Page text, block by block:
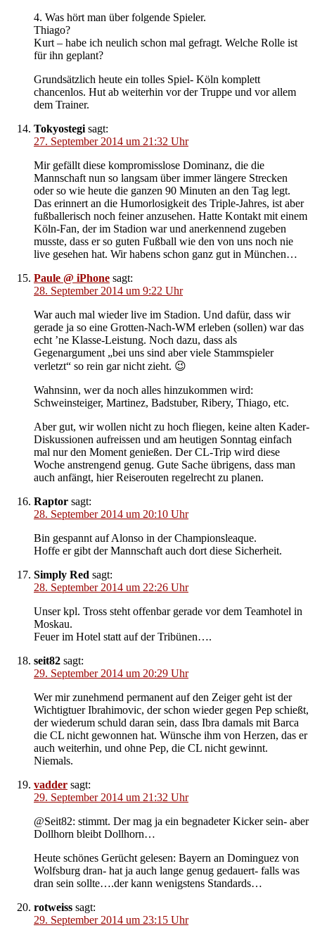
4. Was hört man über folgende Spieler.
Thiago?
Kurt – habe ich neulich schon mal gefragt. Welche Rolle ist
für ihn geplant?
Grundsätzlich heute ein tolles Spiel- Köln komplett
chancenlos. Hut ab weiterhin vor der Truppe und vor allem
dem Trainer.
Tokyostegi sagt:
27. September 2014 um 21:32 Uhr
Mir gefällt diese kompromisslose Dominanz, die die
Mannschaft nun so langsam über immer längere Strecken
oder so wie heute die ganzen 90 Minuten an den Tag legt.
Das erinnert an die Humorlosigkeit des Triple-Jahres, ist aber
fußballerisch noch feiner anzusehen. Hatte Kontakt mit einem
Köln-Fan, der im Stadion war und anerkennend zugeben
musste, dass er so guten Fußball wie den von uns noch nie
live gesehen hat. Wir habens schon ganz gut in München…
Paule @ iPhone sagt:
28. September 2014 um 9:22 Uhr
War auch mal wieder live im Stadion. Und dafür, dass wir
gerade ja so eine Grotten-Nach-WM erleben (sollen) war das
echt ’ne Klasse-Leistung. Noch dazu, dass als
Gegenargument „bei uns sind aber viele Stammspieler
verletzt“ so rein gar nicht zieht. 😉
Wahnsinn, wer da noch alles hinzukommen wird:
Schweinsteiger, Martinez, Badstuber, Ribery, Thiago, etc.
Aber gut, wir wollen nicht zu hoch fliegen, keine alten Kader-
Diskussionen aufreissen und am heutigen Sonntag einfach
mal nur den Moment genießen. Der CL-Trip wird diese
Woche anstrengend genug. Gute Sache übrigens, dass man
auch anfängt, hier Reiserouten regelrecht zu planen.
Raptor sagt:
28. September 2014 um 20:10 Uhr
Bin gespannt auf Alonso in der Championsleaque.
Hoffe er gibt der Mannschaft auch dort diese Sicherheit.
Simply Red sagt:
28. September 2014 um 22:26 Uhr
Unser kpl. Tross steht offenbar gerade vor dem Teamhotel in
Moskau.
Feuer im Hotel statt auf der Tribünen….
seit82 sagt:
29. September 2014 um 20:29 Uhr
Wer mir zunehmend permanent auf den Zeiger geht ist der
Wichtigtuer Ibrahimovic, der schon wieder gegen Pep schießt,
der wiederum schuld daran sein, dass Ibra damals mit Barca
die CL nicht gewonnen hat. Wünsche ihm von Herzen, das er
auch weiterhin, und ohne Pep, die CL nicht gewinnt.
Niemals.
vadder sagt:
29. September 2014 um 21:32 Uhr
@Seit82: stimmt. Der mag ja ein begnadeter Kicker sein- aber
Dollhorn bleibt Dollhorn…
Heute schönes Gerücht gelesen: Bayern an Dominguez von
Wolfsburg dran- hat ja auch lange genug gedauert- falls was
dran sein sollte….der kann wenigstens Standards…
rotweiss sagt:
29. September 2014 um 23:15 Uhr